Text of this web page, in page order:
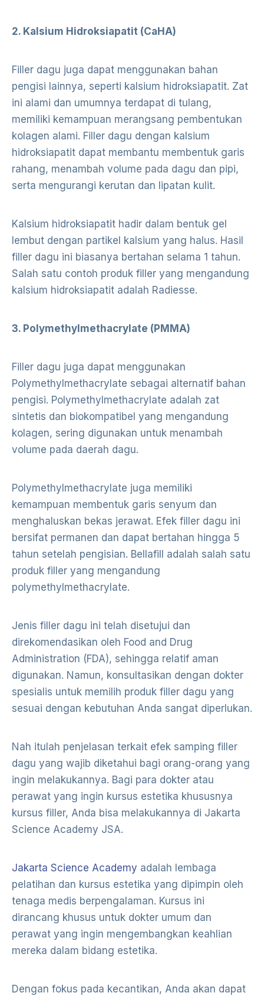
2. Kalsium Hidroksiapatit (CaHA)
Filler dagu juga dapat menggunakan bahan
pengisi lainnya, seperti kalsium hidroksiapatit. Zat
ini alami dan umumnya terdapat di tulang,
memiliki kemampuan merangsang pembentukan
kolagen alami. Filler dagu dengan kalsium
hidroksiapatit dapat membantu membentuk garis
rahang, menambah volume pada dagu dan pipi,
serta mengurangi kerutan dan lipatan kulit.
Kalsium hidroksiapatit hadir dalam bentuk gel
lembut dengan partikel kalsium yang halus. Hasil
filler dagu ini biasanya bertahan selama 1 tahun.
Salah satu contoh produk filler yang mengandung
kalsium hidroksiapatit adalah Radiesse.
3. Polymethylmethacrylate (PMMA)
Filler dagu juga dapat menggunakan
Polymethylmethacrylate sebagai alternatif bahan
pengisi. Polymethylmethacrylate adalah zat
sintetis dan biokompatibel yang mengandung
kolagen, sering digunakan untuk menambah
volume pada daerah dagu.
Polymethylmethacrylate juga memiliki
kemampuan membentuk garis senyum dan
menghaluskan bekas jerawat. Efek filler dagu ini
bersifat permanen dan dapat bertahan hingga 5
tahun setelah pengisian. Bellafill adalah salah satu
produk filler yang mengandung
polymethylmethacrylate.
Jenis filler dagu ini telah disetujui dan
direkomendasikan oleh Food and Drug
Administration (FDA), sehingga relatif aman
digunakan. Namun, konsultasikan dengan dokter
spesialis untuk memilih produk filler dagu yang
sesuai dengan kebutuhan Anda sangat diperlukan.
Nah itulah penjelasan terkait efek samping filler
dagu yang wajib diketahui bagi orang-orang yang
ingin melakukannya. Bagi para dokter atau
perawat yang ingin kursus estetika khususnya
kursus filler, Anda bisa melakukannya di Jakarta
Science Academy JSA.
Jakarta Science Academy adalah lembaga
pelatihan dan kursus estetika yang dipimpin oleh
tenaga medis berpengalaman. Kursus ini
dirancang khusus untuk dokter umum dan
perawat yang ingin mengembangkan keahlian
mereka dalam bidang estetika.
Dengan fokus pada kecantikan, Anda akan dapat